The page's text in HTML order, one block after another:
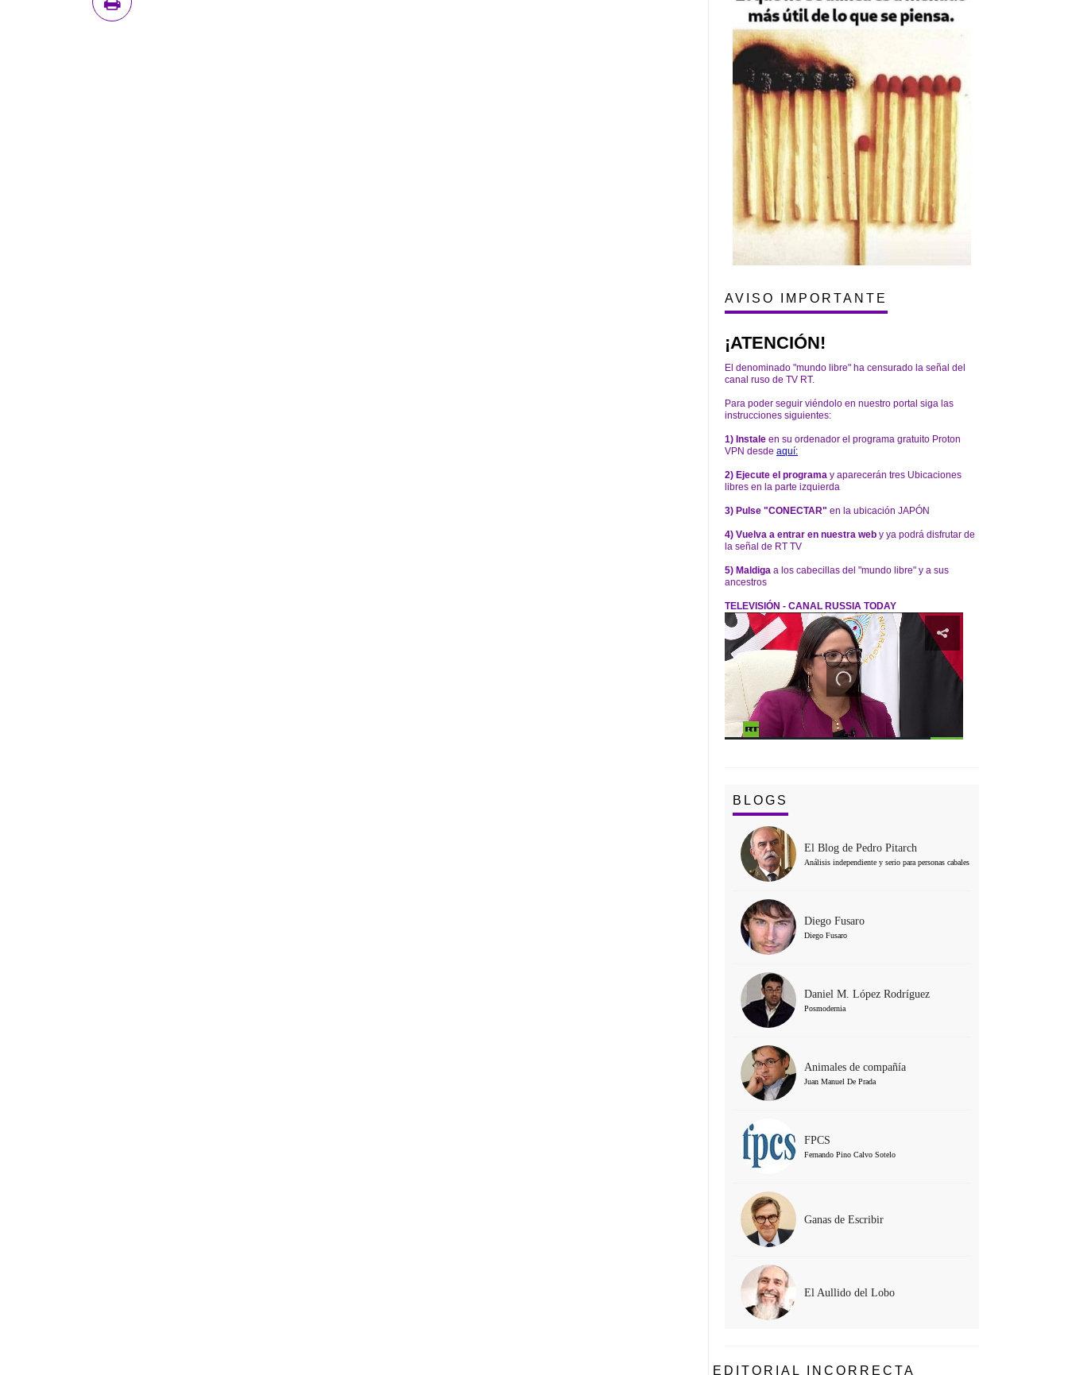
AVISO IMPORTANTE
¡ATENCIÓN!
El denominado "mundo libre" ha censurado la señal del
canal ruso de TV RT.
Para poder seguir viéndolo en nuestro portal siga las
instrucciones siguientes:
1) Instale en su ordenador el programa gratuito Proton
VPN desde aquí:
2) Ejecute el programa y aparecerán tres Ubicaciones
libres en la parte izquierda
3) Pulse "CONECTAR" en la ubicación JAPÓN
4) Vuelva a entrar en nuestra web y ya podrá disfrutar de
la señal de RT TV
5) Maldiga a los cabecillas del "mundo libre" y a sus
ancestros
TELEVISIÓN - CANAL RUSSIA TODAY
BLOGS
El Blog de Pedro Pitarch
Análisis independiente y serio para personas cabales
Diego Fusaro
Diego Fusaro
Daniel M. López Rodríguez
Posmodernia
Animales de compañía
Juan Manuel De Prada
FPCS
Fernando Pino Calvo Sotelo
Ganas de Escribir
El Aullido del Lobo
EDITORIAL INCORRECTA